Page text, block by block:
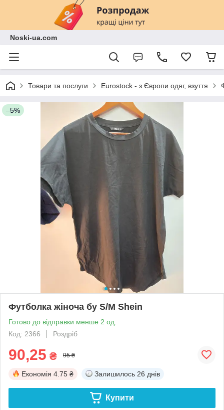
Noski-ua.com
Товари та послуги Eurostock - з Європи одяг, взуття
–5%
Футболка жіноча бу S/M Shein
Готово до відправки менше 2 од.
Код: 2366
Роздріб
90,25 ₴ 95 ₴
Економія 4.75 ₴ Залишилось 26 днів
Купити